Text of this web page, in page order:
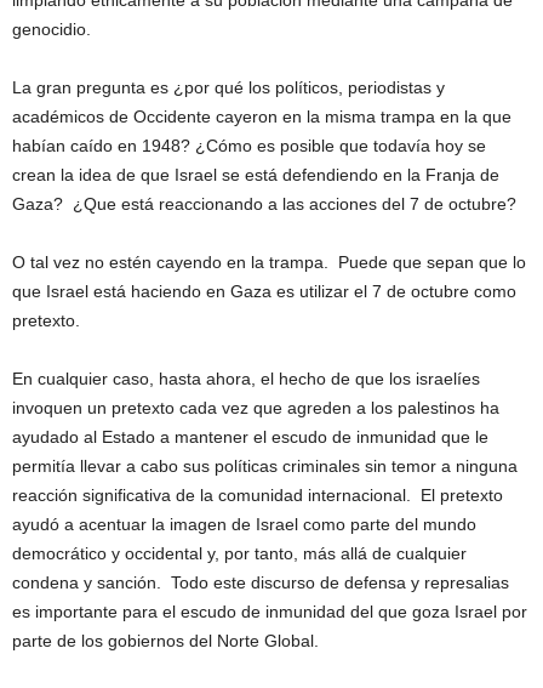
genocidio.
La gran pregunta es ¿por qué los políticos, periodistas y
académicos de Occidente cayeron en la misma trampa en la que
habían caído en 1948? ¿Cómo es posible que todavía hoy se
crean la idea de que Israel se está defendiendo en la Franja de
Gaza? ¿Que está reaccionando a las acciones del 7 de octubre?
O tal vez no estén cayendo en la trampa. Puede que sepan que lo
que Israel está haciendo en Gaza es utilizar el 7 de octubre como
pretexto.
En cualquier caso, hasta ahora, el hecho de que los israelíes
invoquen un pretexto cada vez que agreden a los palestinos ha
ayudado al Estado a mantener el escudo de inmunidad que le
permitía llevar a cabo sus políticas criminales sin temor a ninguna
reacción significativa de la comunidad internacional. El pretexto
ayudó a acentuar la imagen de Israel como parte del mundo
democrático y occidental y, por tanto, más allá de cualquier
condena y sanción. Todo este discurso de defensa y represalias
es importante para el escudo de inmunidad del que goza Israel por
parte de los gobiernos del Norte Global.